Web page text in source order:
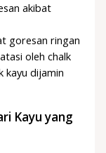
akibat
goresan ringan
oleh chalk
kayu dijamin
Kayu yang